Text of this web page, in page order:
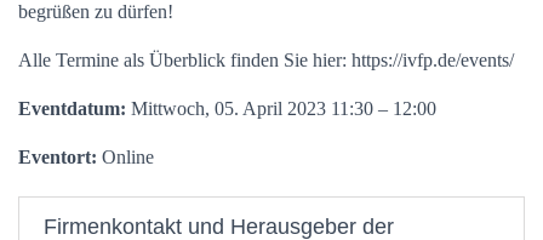
begrüßen zu dürfen!
Alle Termine als Überblick finden Sie hier: https://ivfp.de/events/
Eventdatum: Mittwoch, 05. April 2023 11:30 – 12:00
Eventort: Online
Firmenkontakt und Herausgeber der